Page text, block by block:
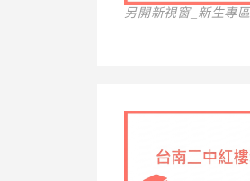
另開新視窗_新生專區